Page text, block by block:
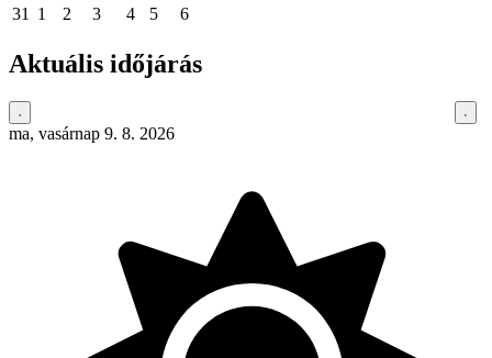
31
1 2 3 4 5 6
Aktuális időjárás
ma, vasárnap 9. 8. 2026